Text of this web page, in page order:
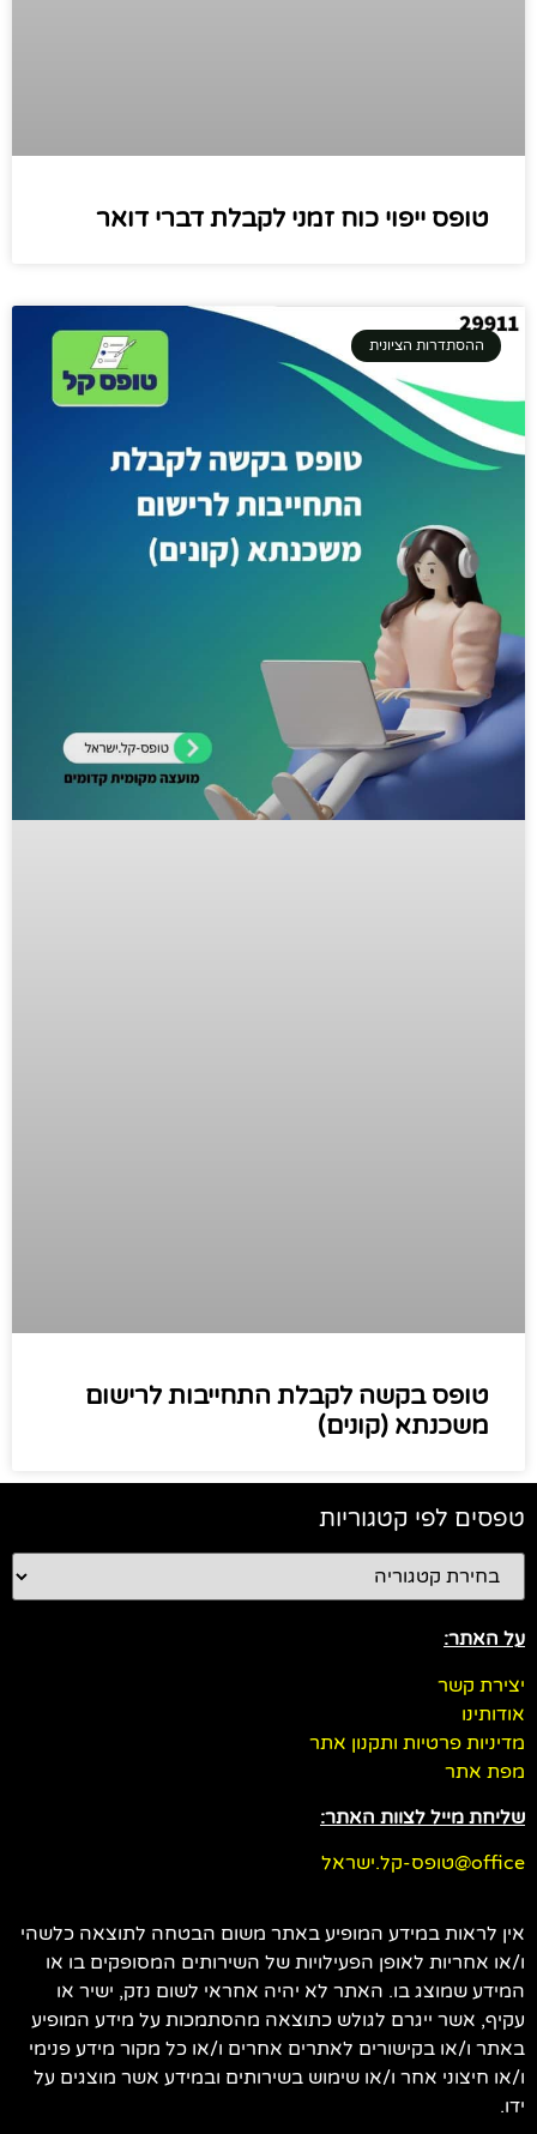
טופס ייפוי כוח זמני לקבלת דברי דואר
ההסתדרות הציונית
טופס בקשה לקבלת התחייבות לרישום
משכנתא (קונים)
טפסים לפי קטגוריות
על האתר:
יצירת קשר
אודותינו
מדיניות פרטיות ותקנון אתר
מפת אתר
שליחת מייל לצוות האתר:
office@טופס-קל.ישראל
אין לראות במידע המופיע באתר משום הבטחה לתוצאה כלשהי
ו/או אחריות לאופן הפעילויות של השירותים המסופקים בו או
המידע שמוצג בו. האתר לא יהיה אחראי לשום נזק, ישיר או
עקיף, אשר ייגרם לגולש כתוצאה מהסתמכות על מידע המופיע
באתר ו/או בקישורים לאתרים אחרים ו/או כל מקור מידע פנימי
ו/או חיצוני אחר ו/או שימוש בשירותים ובמידע אשר מוצגים על
ידו.